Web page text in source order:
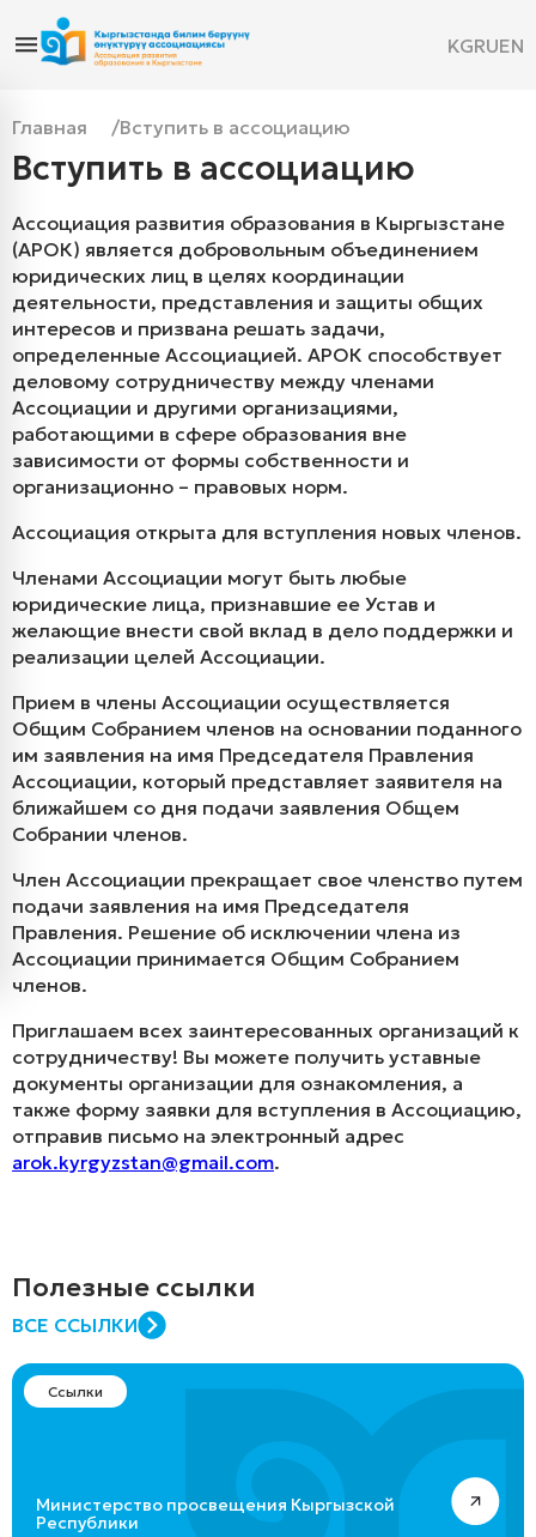
KGRUEN
Главная Вступить в ассоциацию
Вступить в ассоциацию
Ассоциация развития образования в Кыргызстане
(АРОК) является добровольным объединением
юридических лиц в целях координации
деятельности, представления и защиты общих
интересов и призвана решать задачи,
определенные Ассоциацией. АРОК способствует
деловому сотрудничеству между членами
Ассоциации и другими организациями,
работающими в сфере образования вне
зависимости от формы собственности и
организационно – правовых норм.
Ассоциация открыта для вступления новых членов.
Членами Ассоциации могут быть любые
юридические лица, признавшие ее Устав и
желающие внести свой вклад в дело поддержки и
реализации целей Ассоциации.
Прием в члены Ассоциации осуществляется
Общим Собранием членов на основании поданного
им заявления на имя Председателя Правления
Ассоциации, который представляет заявителя на
ближайшем со дня подачи заявления Общем
Собрании членов.
Член Ассоциации прекращает свое членство путем
подачи заявления на имя Председателя
Правления. Решение об исключении члена из
Ассоциации принимается Общим Собранием
членов.
Приглашаем всех заинтересованных организаций к
сотрудничеству! Вы можете получить уставные
документы организации для ознакомления, а
также форму заявки для вступления в Ассоциацию,
отправив письмо на электронный адрес
arok.kyrgyzstan@gmail.com.
Полезные ссылки
ВСЕ ССЫЛКИ
Ссылки
Министерство просвещения Кыргызской
Республики